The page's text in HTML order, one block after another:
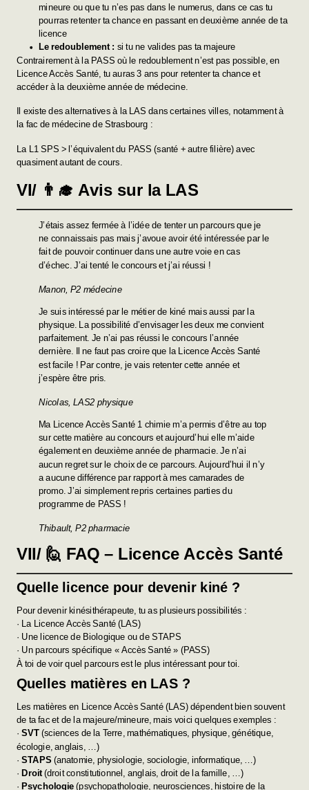
mineure ou que tu n’es pas dans le numerus, dans ce cas tu
pourras retenter ta chance en passant en deuxième année de ta
licence
Le redoublement : si tu ne valides pas ta majeure
Contrairement à la PASS où le redoublement n’est pas possible, en
Licence Accès Santé, tu auras 3 ans pour retenter ta chance et
accéder à la deuxième année de médecine.
Il existe des alternatives à la LAS dans certaines villes, notamment à
la fac de médecine de Strasbourg :
La L1 SPS > l’équivalent du PASS (santé + autre filière) avec
quasiment autant de cours.
VI/ 👨‍🎓 Avis sur la LAS
J’étais assez fermée à l’idée de tenter un parcours que je
ne connaissais pas mais j’avoue avoir été intéressée par le
fait de pouvoir continuer dans une autre voie en cas
d’échec. J’ai tenté le concours et j’ai réussi !
Manon, P2 médecine
Je suis intéressé par le métier de kiné mais aussi par la
physique. La possibilité d’envisager les deux me convient
parfaitement. Je n’ai pas réussi le concours l’année
dernière. Il ne faut pas croire que la Licence Accès Santé
est facile ! Par contre, je vais retenter cette année et
j’espère être pris.
Nicolas, LAS2 physique
Ma Licence Accès Santé 1 chimie m’a permis d’être au top
sur cette matière au concours et aujourd’hui elle m’aide
également en deuxième année de pharmacie. Je n’ai
aucun regret sur le choix de ce parcours. Aujourd’hui il n’y
a aucune différence par rapport à mes camarades de
promo. J’ai simplement repris certaines parties du
programme de PASS !
Thibault, P2 pharmacie
VII/ 🙋 FAQ – Licence Accès Santé
Quelle licence pour devenir kiné ?
Pour devenir kinésithérapeute, tu as plusieurs possibilités :
· La Licence Accès Santé (LAS)
· Une licence de Biologique ou de STAPS
· Un parcours spécifique « Accès Santé » (PASS)
À toi de voir quel parcours est le plus intéressant pour toi.
Quelles matières en LAS ?
Les matières en Licence Accès Santé (LAS) dépendent bien souvent
de ta fac et de la majeure/mineure, mais voici quelques exemples :
·SVT(sciences de la Terre, mathématiques, physique, génétique,
écologie, anglais, …)
·STAPS (anatomie, physiologie, sociologie, informatique, …)
· Droit(droit constitutionnel, anglais, droit de la famille, …)
· Psychologie (psychopathologie, neurosciences, histoire de la